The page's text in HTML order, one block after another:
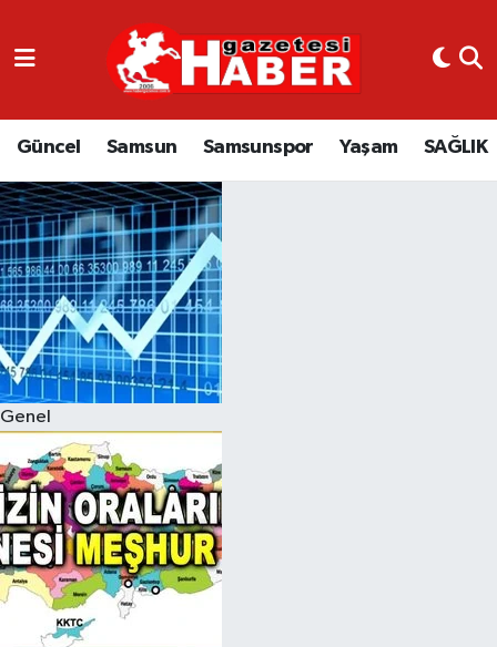
Güncel Samsun Samsunspor Yaşam SAĞLIK
Genel
GÜNCEL
SAMSUN
SAMSUNSPOR
EKONOMİ
YAŞAM